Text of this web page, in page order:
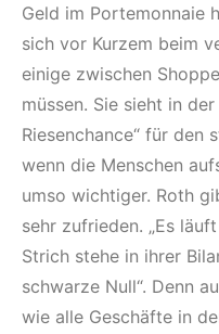
Geld im Portemonnaie
sich vor Kurzem beim
einige zwischen
müssen. Sie sieht in
Riesenchance“ für den
wenn die Menschen
umso wichtiger. Roth
sehr zufrieden. „Es
Strich stehe in ihrer
schwarze Null“. Denn
wie alle Geschäfte in